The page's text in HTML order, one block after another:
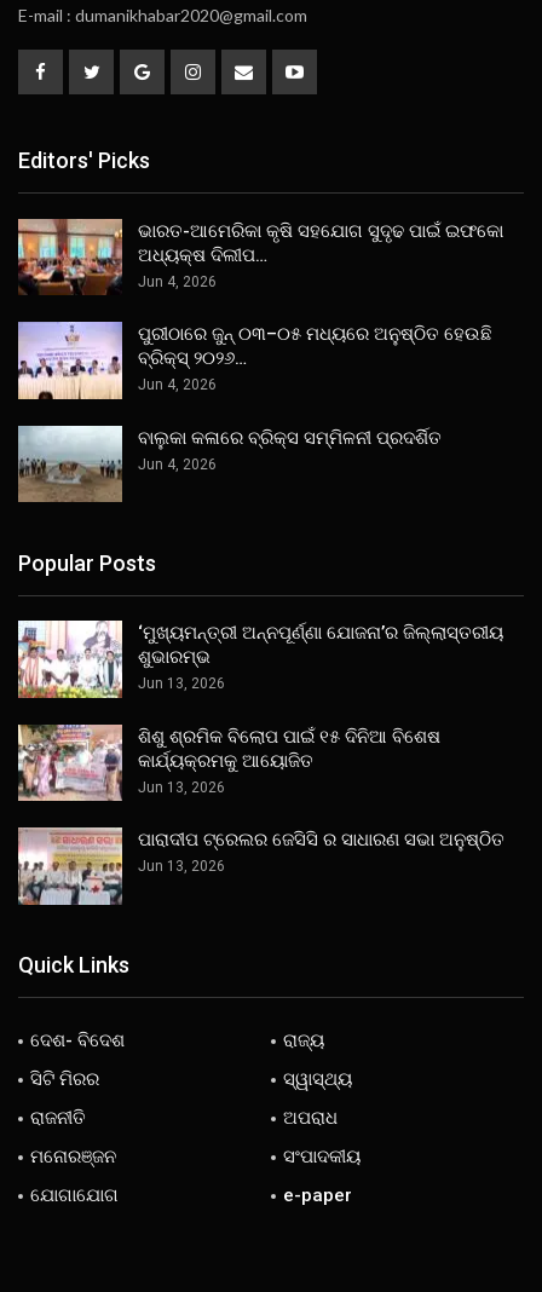
E-mail : dumanikhabar2020@gmail.com
Editors' Picks
ଭାରତ-ଆମେରିକା କୃଷି ସହଯୋଗ ସୁଦୃଢ ପାଇଁ ଇଫକୋ
ଅଧ୍ୟକ୍ଷ ଦିଲୀପ…
Jun 4, 2026
ପୁରୀଠାରେ ଜୁନ୍ ୦୩–୦୫ ମଧ୍ୟରେ ଅନୁଷ୍ଠିତ ହେଉଛି
ବ୍ରିକ୍ସ୍ ୨୦୨୬…
Jun 4, 2026
ବାଲୁକା କଳାରେ ବ୍ରିକ୍ସ ସମ୍ମିଳନୀ ପ୍ରଦର୍ଶିତ
Jun 4, 2026
Popular Posts
‘ମୁଖ୍ୟମନ୍ତ୍ରୀ ଅନ୍ନପୂର୍ଣ୍ଣା ଯୋଜନା’ର ଜିଲ୍ଲାସ୍ତରୀୟ
ଶୁଭାରମ୍ଭ
Jun 13, 2026
ଶିଶୁ ଶ୍ରମିକ ବିଲୋପ ପାଇଁ ୧୫ ଦିନିଆ ବିଶେଷ
କାର୍ଯ୍ୟକ୍ରମକୁ ଆୟୋଜିତ
Jun 13, 2026
ପାରାଦୀପ ଟ୍ରେଲର ଜେସିସି ର ସାଧାରଣ ସଭା ଅନୁଷ୍ଠିତ
Jun 13, 2026
Quick Links
ଦେଶ- ବିଦେଶ
ରାଜ୍ୟ
ସିଟି ମିରର
ସ୍ୱାସ୍ଥ୍ୟ
ରାଜନୀତି
ଅପରାଧ
ମନୋରଞ୍ଜନ
ସଂପାଦକୀୟ
ଯୋଗାଯୋଗ
e-paper